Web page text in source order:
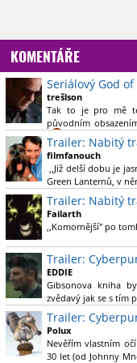
KOMENTÁŘE
Seriálový God
trešlson
Tak to je pro mě
původním
Trailer: Nabitý
filmfanouch
,,Již delší dobu je
Green Lanternů, v
více se ovšem bude
Green Lanterna
nesrozumitelného?
Trailer: Nabitý
Failarth
,,Komornější" po
Nebál bych se říct,
tak i formou.
Výběr Ulricha
bravo.
Chandler je lepší a
Komiksy to mají
(DC nebo MCU to je
Trailer:
EDDIE
Gibsonova kniha
zvědavý jak se s tím
Trailer:
Polux
Nevěřím vlastním
30 let (od Johnny